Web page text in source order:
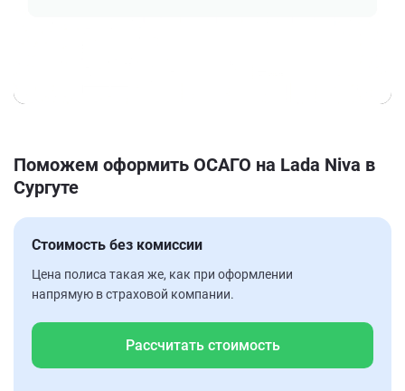
Поможем оформить ОСАГО на Lada Niva в
Сургуте
Стоимость без комиссии
Цена полиса такая же, как при оформлении
напрямую в страховой компании.
Рассчитать стоимость